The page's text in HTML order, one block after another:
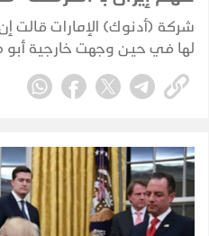
شركة (أدنوك) الإمارات قالت
لها في حين وجهت خارجية أبو
طهران بشن "هجوم عدواني".